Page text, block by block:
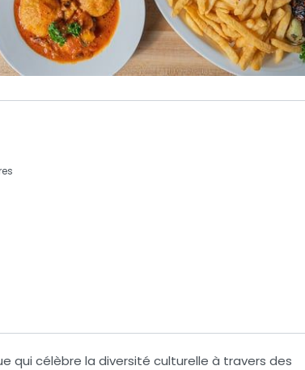
qui célèbre la diversité culturelle à travers des